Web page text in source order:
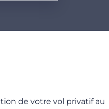
de votre vol privatif au